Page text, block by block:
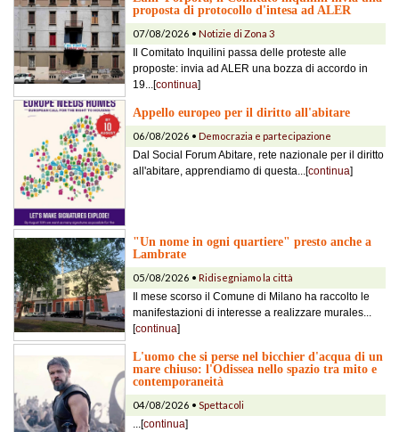
proposta di protocollo d'intesa ad ALER
07/08/2026 • Notizie di Zona 3
Il Comitato Inquilini passa delle proteste alle
proposte: invia ad ALER una bozza di accordo in
19...[continua]
Appello europeo per il diritto all'abitare
06/08/2026 • Democrazia e partecipazione
Dal Social Forum Abitare, rete nazionale per il diritto
all'abitare, apprendiamo di questa...[continua]
"Un nome in ogni quartiere" presto anche a
Lambrate
05/08/2026 • Ridisegniamo la città
Il mese scorso il Comune di Milano ha raccolto le
manifestazioni di interesse a realizzare murales...
[continua]
L'uomo che si perse nel bicchier d'acqua di un
mare chiuso: l'Odissea nello spazio tra mito e
contemporaneità
04/08/2026 • Spettacoli
...[continua]